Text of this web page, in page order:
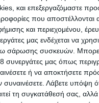
και επεξεργαζόμαστε
που αποστέλλονται
και περιεχομένου,
μας ενδέχεται να
σάρωσης συσκευών.
συνεργάτες μας όπως
ή να αποκτήσετε
συναινέσετε. Λάβετε υπόψη
τη συγκατάθεσή σας,
της Ελλάδας. Στο Ομηρικό
για τους μνηστήρες
βοοειδών, λίπος από
Associated Press. Ι.
κατά 9,2% από τρίτες
(λόγω ξηρασίας, υψηλής
παραμένει ο